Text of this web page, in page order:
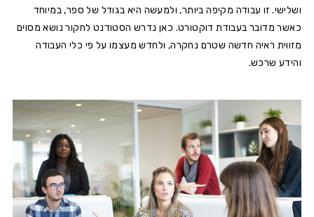
ושלישי. זו עבודה מקיפה ביותר, ולמעשה היא בגודל של ספר, במיוחד
כאשר מדובר בעבודת דוקטורט. כאן נדרש הסטודנט לחקור נושא מסוים
מזווית ראיה חדשה שטרם נחקרה, ולחדש מעצמו על פי כלי העבודה
והידע שרכש.